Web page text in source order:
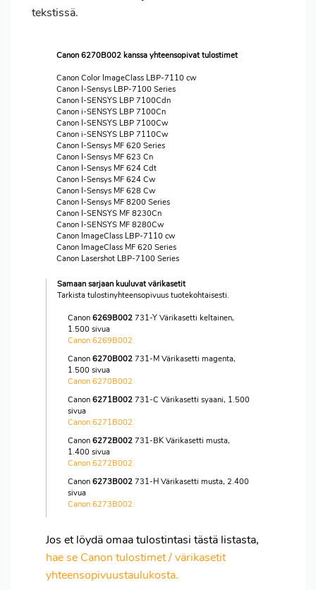
tekstissä.
Canon 6270B002 kanssa yhteensopivat tulostimet
Canon Color ImageClass LBP-7110 cw
Canon I-Sensys LBP-7100 Series
Canon I-SENSYS LBP 7100Cdn
Canon i-SENSYS LBP 7100Cn
Canon I-SENSYS LBP 7100Cw
Canon i-SENSYS LBP 7110Cw
Canon I-Sensys MF 620 Series
Canon I-Sensys MF 623 Cn
Canon I-Sensys MF 624 Cdt
Canon I-Sensys MF 624 Cw
Canon I-Sensys MF 628 Cw
Canon I-Sensys MF 8200 Series
Canon I-SENSYS MF 8230Cn
Canon I-SENSYS MF 8280Cw
Canon ImageClass LBP-7110 cw
Canon ImageClass MF 620 Series
Canon Lasershot LBP-7100 Series
Samaan sarjaan kuuluvat värikasetit
Tarkista tulostinyhteensopivuus tuotekohtaisesti.
Canon 6269B002 731-Y Värikasetti keltainen,
1.500 sivua
Canon 6269B002
Canon 6270B002 731-M Värikasetti magenta,
1.500 sivua
Canon 6270B002
Canon 6271B002 731-C Värikasetti syaani, 1.500
sivua
Canon 6271B002
Canon 6272B002 731-BK Värikasetti musta,
1.400 sivua
Canon 6272B002
Canon 6273B002 731-H Värikasetti musta, 2.400
sivua
Canon 6273B002
Jos et löydä omaa tulostintasi tästä listasta,
hae se Canon tulostimet / värikasetit
yhteensopivuustaulukosta.